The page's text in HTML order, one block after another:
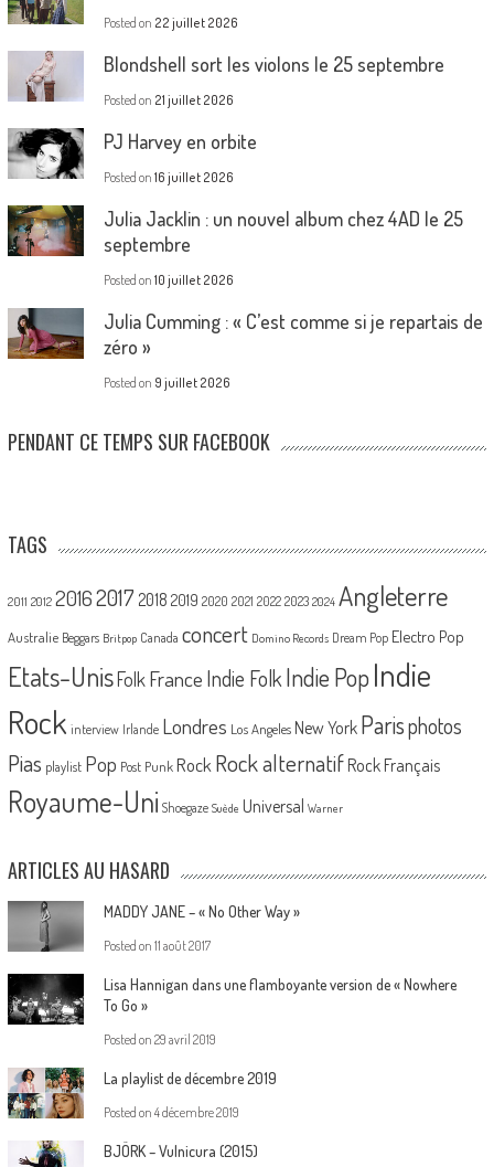
Posted on 22 juillet 2026
Blondshell sort les violons le 25 septembre
Posted on 21 juillet 2026
PJ Harvey en orbite
Posted on 16 juillet 2026
Julia Jacklin : un nouvel album chez 4AD le 25
septembre
Posted on 10 juillet 2026
Julia Cumming : « C’est comme si je repartais de
zéro »
Posted on 9 juillet 2026
PENDANT CE TEMPS SUR FACEBOOK
TAGS
2011 2012 20162017 2018 2019 2020 2021 2022 2023 2024 Angleterre
Australie Beggars Britpop Canada concert Domino Records Dream Pop Electro Pop
Etats-UnisFolk France Indie FolkIndie PopIndie
Rock interview Irlande Londres Los Angeles New York Parisphotos
Pias playlist Pop Post Punk Rock Rock alternatif Rock Français
Royaume-Uni Shoegaze Suède Universal Warner
ARTICLES AU HASARD
MADDY JANE – « No Other Way »
Posted on 11 août 2017
Lisa Hannigan dans une flamboyante version de « Nowhere
To Go »
Posted on 29 avril 2019
La playlist de décembre 2019
Posted on 4 décembre 2019
BJÖRK – Vulnicura (2015)